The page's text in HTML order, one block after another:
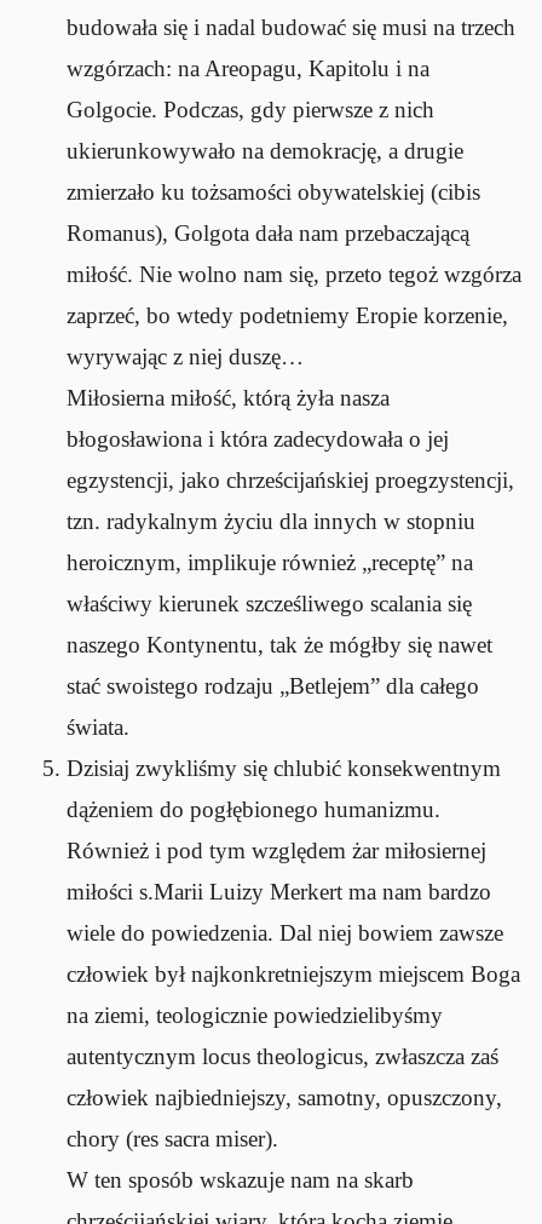
budowała się i nadal budować się musi na trzech
wzgórzach: na Areopagu, Kapitolu i na
Golgocie. Podczas, gdy pierwsze z nich
ukierunkowywało na demokrację, a drugie
zmierzało ku tożsamości obywatelskiej (cibis
Romanus), Golgota dała nam przebaczającą
miłość. Nie wolno nam się, przeto tegoż wzgórza
zaprzeć, bo wtedy podetniemy Eropie korzenie,
wyrywając z niej duszę…
Miłosierna miłość, którą żyła nasza
błogosławiona i która zadecydowała o jej
egzystencji, jako chrześcijańskiej proegzystencji,
tzn. radykalnym życiu dla innych w stopniu
heroicznym, implikuje również „receptę” na
właściwy kierunek szcześliwego scalania się
naszego Kontynentu, tak że mógłby się nawet
stać swoistego rodzaju „Betlejem” dla całego
świata.
Dzisiaj zwykliśmy się chlubić konsekwentnym
dążeniem do pogłębionego humanizmu.
Również i pod tym względem żar miłosiernej
miłości s.Marii Luizy Merkert ma nam bardzo
wiele do powiedzenia. Dal niej bowiem zawsze
człowiek był najkonkretniejszym miejscem Boga
na ziemi, teologicznie powiedzielibyśmy
autentycznym locus theologicus, zwłaszcza zaś
człowiek najbiedniejszy, samotny, opuszczony,
chory (res sacra miser).
W ten sposób wskazuje nam na skarb